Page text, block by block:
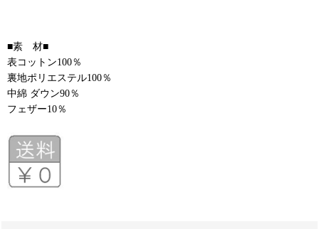
■素 材■
表コットン100％
裏地ポリエステル100％
中綿 ダウン90％
フェザー10％